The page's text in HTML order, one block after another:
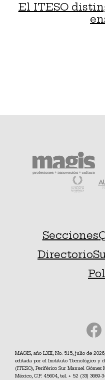
El ITESO
Secciones
Directorio
MAGIS, año LXII, No. 515, julio de
editada por el Instituto Tecnológico y
(ITESO), Periférico Sur Manuel Gómez
México, C.P. 45604, tel. + 52 (33) 3669-